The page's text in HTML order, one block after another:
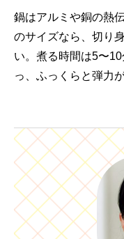
鍋はアルミや銅の熱
のサイズなら、切り
い。煮る時間は5〜
っ、ふっくらと弾力